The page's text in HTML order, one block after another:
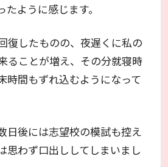
ように感じます。
復したものの、夜遅くに私の
ることが増え、その分就寝時
時間もずれ込むようになって
日後には志望校の模試も控え
思わず口出ししてしまいまし